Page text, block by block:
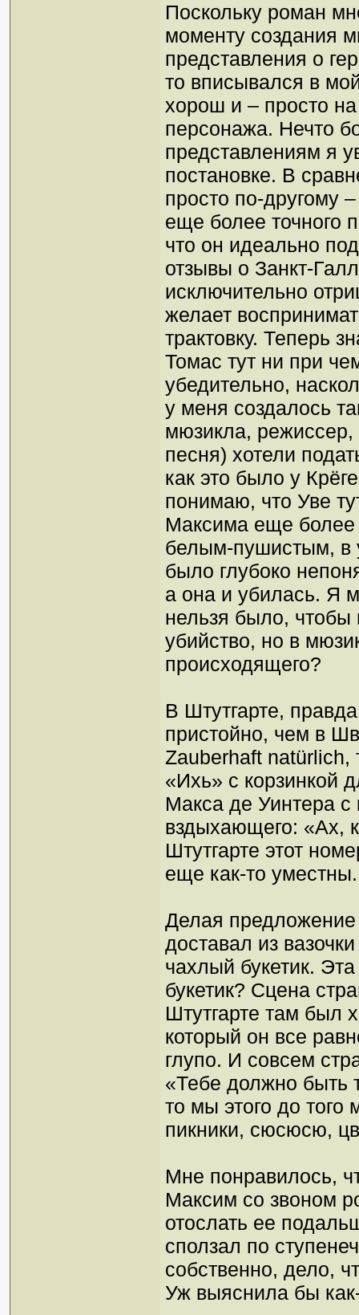
Поскольку роман
моменту создания
представления о
то вписывался в
хорош и – просто
персонажа. Нечто
представлениям я
постановке. В
просто по-другому
еще более точного
что он идеально
отзывы о Занкт-
исключительно
желает
трактовку. Теперь
Томас тут ни при
убедительно,
у меня создалось
мюзикла, режиссер,
песня) хотели
как это было у
понимаю, что Уве
Максима еще
белым-пушистым, в
было глубоко
а она и убилась. Я
нельзя было,
убийство, но в
происходящего?
В Штутгарте,
пристойно, чем в
Zauberhaft natürlich,
«Ихь» с корзинкой
Макса де Уинтера с
вздыхающего: «Ах,
Штутгарте этот
еще как-то уместны.
Делая предложение
доставал из
чахлый букетик.
букетик? Сцена
Штутгарте там был
который он все
глупо. И совсем
«Тебе должно быть
то мы этого до
пикники, сюсюсю,
Мне понравилось,
Максим со звоном
отослать ее
сползал по
собственно, дело,
Уж выяснила бы